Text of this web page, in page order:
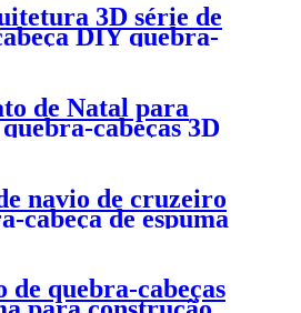
3D série de
DIY quebra-
crianças ZC-
de Natal para
cabeças 3D
modelo ZC-
navio de cruzeiro
cabeça de espuma
exclusivo para
V001A
de quebra-cabeças